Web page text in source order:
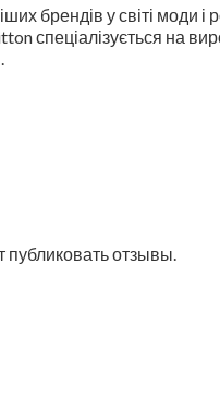
брендів у світі
спеціалізується на
публиковать отзывы.